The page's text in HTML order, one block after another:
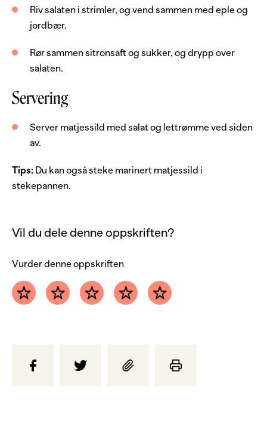
Salat
1 stk
eple, grønt
12 stk
2 dl
salat, småbladet
Server med
Riv salaten i strimler, og vend sammen med eple og
jordbær.
Rør sammen sitronsaft og sukker, og drypp over
salaten.
Servering
Server matjessild med salat og lettrømme ved siden
av.
Tips: Du kan også steke marinert matjessild i
stekepannen.
Vil du dele denne oppskriften?
Vurder denne oppskriften